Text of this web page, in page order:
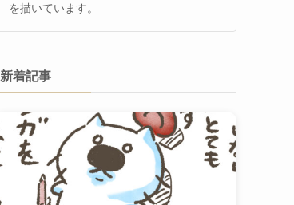
を描いています。
新着記事